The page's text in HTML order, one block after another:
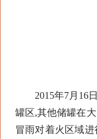
2015年7月16日
罐区,其他储罐在
冒雨对着火区域